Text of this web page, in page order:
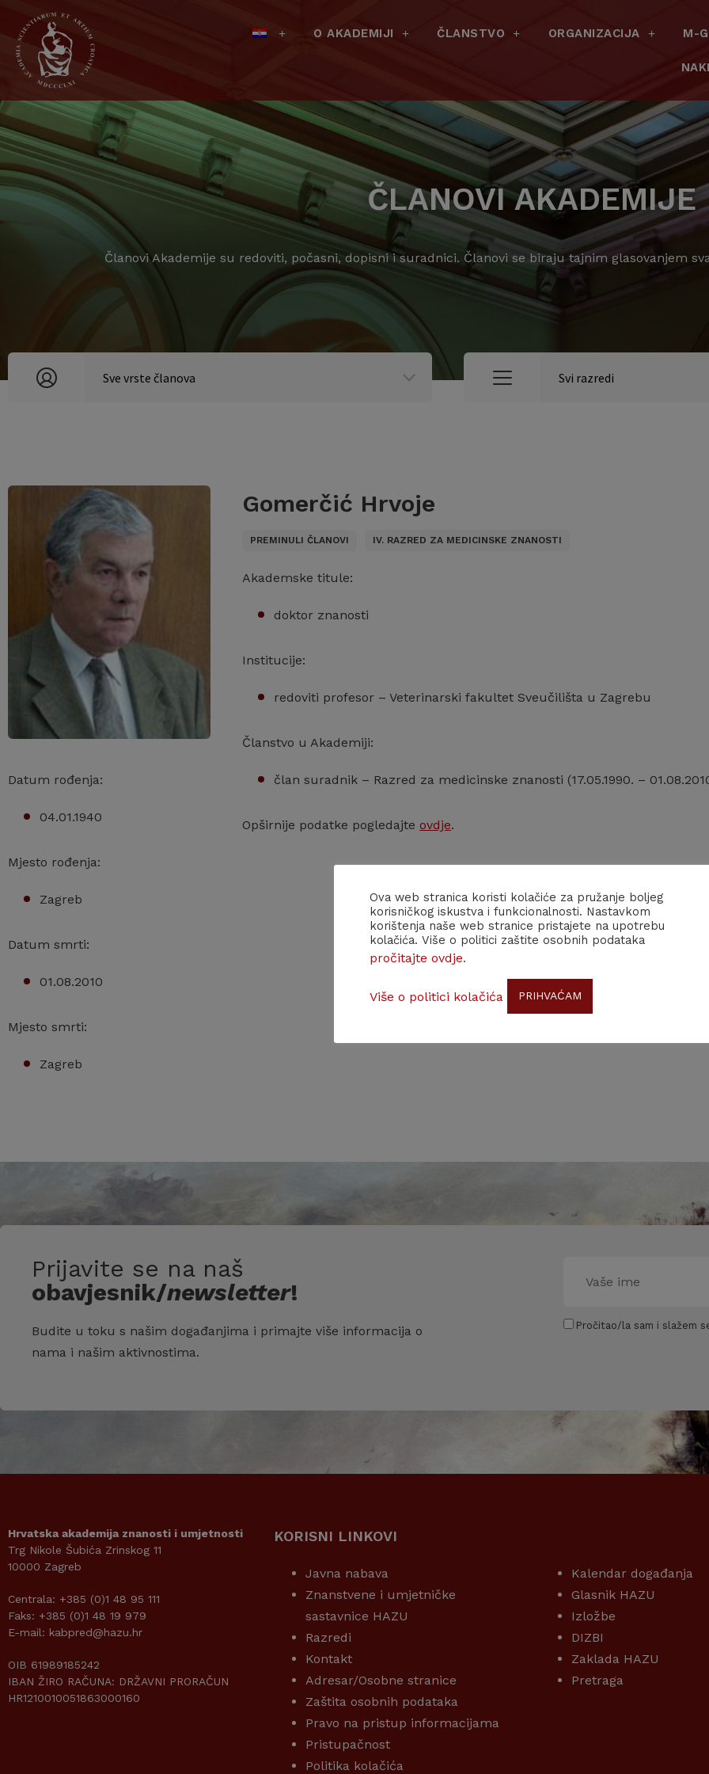
O AKADEMIJI ČLANSTVO ORGANIZACIJA M-
ČLANOVI AKADEMIJE
Članovi Akademije su redoviti, počasni, dopisni i suradnici. Članovi se biraju tajnim glasovanjem
Datum rođenja:
04.01.1940
Mjesto rođenja:
Zagreb
Datum smrti:
01.08.2010
Mjesto smrti:
Zagreb
Gomerčić Hrvoje
PREMINULI ČLANOVI IV. RAZRED ZA MEDICINSKE ZNANOSTI
Akademske titule:
doktor znanosti
Institucije:
redoviti profesor – Veterinarski fakultet Sveučilišta u Zagrebu
Članstvo u Akademiji:
član suradnik – Razred za medicinske znanosti (17.05.1990. –
Opširnije podatke pogledajte ovdje.
Prijavite se na naš
obavjesnik/newsletter!
Budite u toku s našim događanjima i primajte više informacija o
nama i našim aktivnostima.
Pročitao/la sam i slažem
Hrvatska akademija znanosti i umjetnosti
Trg Nikole Šubića Zrinskog 11
10000 Zagreb
Centrala: +385 (0)1 48 95 111
Faks: +385 (0)1 48 19 979
E-mail: kabpred@hazu.hr
OIB 61989185242
IBAN ŽIRO RAČUNA: DRŽAVNI PRORAČUN
HR1210010051863000160
KORISNI LINKOVI
Javna nabava
Znanstvene i umjetničke
sastavnice HAZU
Razredi
Kontakt
Adresar/Osobne stranice
Zaštita osobnih podataka
Pravo na pristup informacijama
Pristupačnost
Politika kolačića
Kalendar događanja
Glasnik HAZU
Izložbe
DIZBI
Zaklada HAZU
Pretraga
Ova web stranica koristi kolačiće za pružanje boljeg
korisničkog iskustva i funkcionalnosti. Nastavkom
korištenja naše web stranice pristajete na upotrebu
kolačića. Više o politici zaštite osobnih podataka
pročitajte ovdje.
Više o politici kolačića PRIHVAĆAM